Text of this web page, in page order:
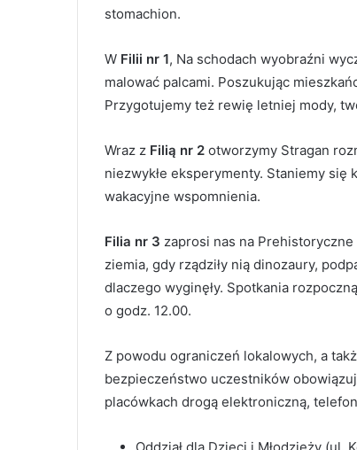
stomachion.
W Filii nr 1, Na schodach wyobraźni
malować palcami. Poszukując
Przygotujemy też rewię letniej mody,
Wraz z Filią nr 2 otworzymy Stragan
niezwykłe eksperymenty. Staniemy
wakacyjne wspomnienia.
Filia nr 3 zaprosi nas na
ziemia, gdy rządziły nią dinozaury,
dlaczego wyginęły. Spotkania
o godz. 12.00.
Z powodu ograniczeń lokalowych, a
bezpieczeństwo uczestników
placówkach drogą elektroniczną,